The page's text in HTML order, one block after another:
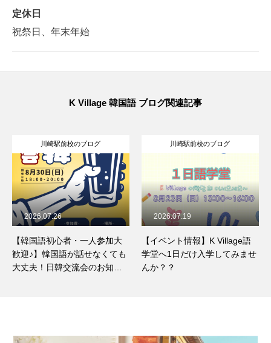
定休日
祝祭日、年末年始
K Village 韓国語 ブログ関連記事
川崎駅前校のブログ
【イベント情報】K Village語
学堂へ1日だけ入学してみませ
んか？？
2026.07.19
川崎駅前校のブログ
韓国料理「ポッサム」とは？
ほっとくだけで簡単！手作り
ポッサムのレシピをご紹介☆
2026.07.18